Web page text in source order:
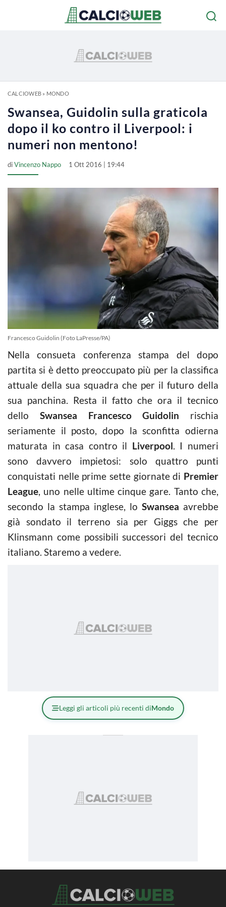
CALCIOWEB» MONDO
Swansea, Guidolin sulla graticola
dopo il ko contro il Liverpool: i
numeri non mentono!
diVincenzo Nappo 1 Ott 2016 | 19:44
Francesco Guidolin (Foto LaPresse/PA)
Nella consueta conferenza stampa del dopo
partita si è detto preoccupato più per la classifica
attuale della sua squadra che per il futuro della
sua panchina. Resta il fatto che ora il tecnico
dello Swansea Francesco Guidolin rischia
seriamente il posto, dopo la sconfitta odierna
maturata in casa contro il Liverpool. I numeri
sono davvero impietosi: solo quattro punti
conquistati nelle prime sette giornate di Premier
League, uno nelle ultime cinque gare. Tanto che,
secondo la stampa inglese, lo Swansea avrebbe
già sondato il terreno sia per Giggs che per
Klinsmann come possibili successori del tecnico
italiano. Staremo a vedere.
Leggi gli articoli più recenti diMondo